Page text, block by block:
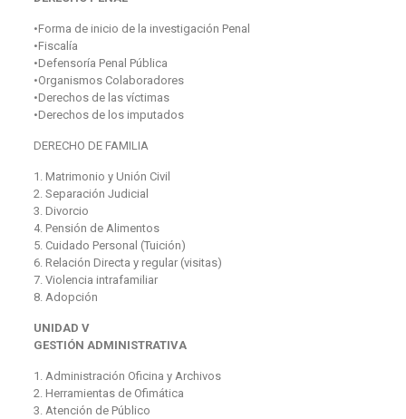
•Forma de inicio de la investigación Penal
•Fiscalía
•Defensoría Penal Pública
•Organismos Colaboradores
•Derechos de las víctimas
•Derechos de los imputados
DERECHO DE FAMILIA
1. Matrimonio y Unión Civil
2. Separación Judicial
3. Divorcio
4. Pensión de Alimentos
5. Cuidado Personal (Tuición)
6. Relación Directa y regular (visitas)
7. Violencia intrafamiliar
8. Adopción
UNIDAD V
GESTIÓN ADMINISTRATIVA
1. Administración Oficina y Archivos
2. Herramientas de Ofimática
3. Atención de Público